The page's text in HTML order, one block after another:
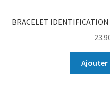
BRACELET
Ajouter